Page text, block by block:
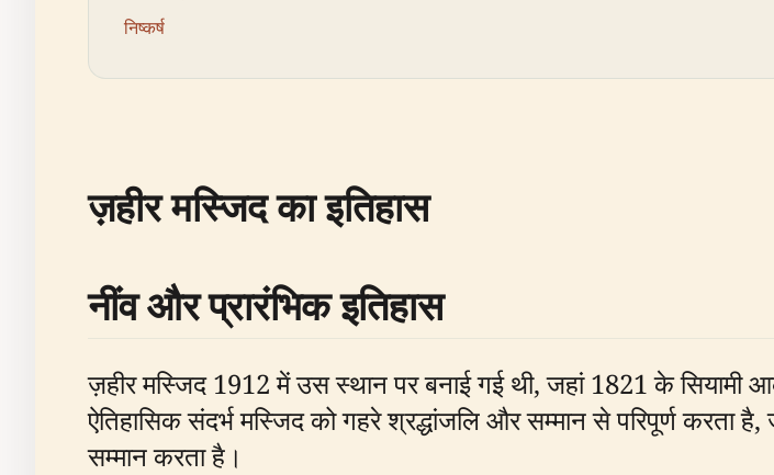
निष्कर्ष
ज़हीर मस्जिद का इतिहास
नींव और प्रारंभिक इतिहास
ज़हीर मस्जिद 1912 में उस स्थान पर बनाई गई थी, जहां 1821 के सियामी
ऐतिहासिक संदर्भ मस्जिद को गहरे श्रद्धांजलि और सम्मान से परिपूर्ण करता
सम्मान करता है।